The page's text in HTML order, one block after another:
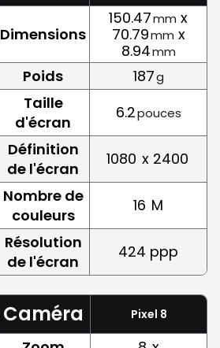
Dimensions
150.47mm x
70.79mm x
8.94mm
Poids 187g
Taille
d'écran
6.2pouces
Définition
de l'écran
1080 x 2400
Nombre de
couleurs
16 M
Résolution
de l'écran
424 ppp
Caméra Pixel 8